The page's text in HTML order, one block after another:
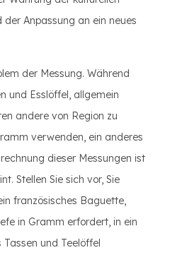
Anpassung an ein neues
der Messung. Während
und Esslöffel, allgemein
andere von Region zu
verwenden, ein anderes
dieser Messungen ist
Stellen Sie sich vor, Sie
französisches Baguette,
in Gramm erfordert, in ein
und Teelöffel